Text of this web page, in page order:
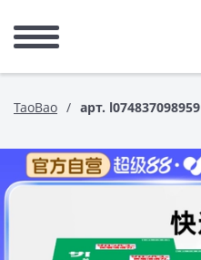
TaoBao арт. l074837098959